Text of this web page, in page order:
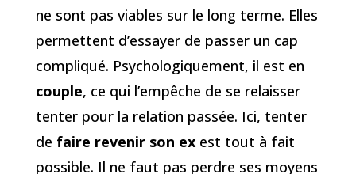
ne sont pas viables sur le long terme. Elles
permettent d’essayer de passer un cap
compliqué. Psychologiquement, il est en
couple, ce qui l’empêche de se relaisser
tenter pour la relation passée. Ici, tenter
de faire revenir son exest tout à fait
possible. Il ne faut pas perdre ses moyens